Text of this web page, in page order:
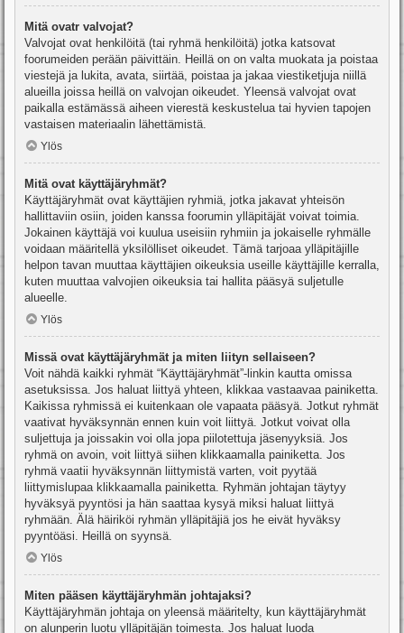
Mitä ovatr valvojat?
Valvojat ovat henkilöitä (tai ryhmä henkilöitä) jotka katsovat
foorumeiden perään päivittäin. Heillä on on valta muokata ja poistaa
viestejä ja lukita, avata, siirtää, poistaa ja jakaa viestiketjuja niillä
alueilla joissa heillä on valvojan oikeudet. Yleensä valvojat ovat
paikalla estämässä aiheen vierestä keskustelua tai hyvien tapojen
vastaisen materiaalin lähettämistä.
Ylös
Mitä ovat käyttäjäryhmät?
Käyttäjäryhmät ovat käyttäjien ryhmiä, jotka jakavat yhteisön
hallittaviin osiin, joiden kanssa foorumin ylläpitäjät voivat toimia.
Jokainen käyttäjä voi kuulua useisiin ryhmiin ja jokaiselle ryhmälle
voidaan määritellä yksilölliset oikeudet. Tämä tarjoaa ylläpitäjille
helpon tavan muuttaa käyttäjien oikeuksia useille käyttäjille kerralla,
kuten muuttaa valvojien oikeuksia tai hallita pääsyä suljetulle
alueelle.
Ylös
Missä ovat käyttäjäryhmät ja miten liityn sellaiseen?
Voit nähdä kaikki ryhmät “Käyttäjäryhmät”-linkin kautta omissa
asetuksissa. Jos haluat liittyä yhteen, klikkaa vastaavaa painiketta.
Kaikissa ryhmissä ei kuitenkaan ole vapaata pääsyä. Jotkut ryhmät
vaativat hyväksynnän ennen kuin voit liittyä. Jotkut voivat olla
suljettuja ja joissakin voi olla jopa piilotettuja jäsenyyksiä. Jos
ryhmä on avoin, voit liittyä siihen klikkaamalla painiketta. Jos
ryhmä vaatii hyväksynnän liittymistä varten, voit pyytää
liittymislupaa klikkaamalla painiketta. Ryhmän johtajan täytyy
hyväksyä pyyntösi ja hän saattaa kysyä miksi haluat liittyä
ryhmään. Älä häiriköi ryhmän ylläpitäjiä jos he eivät hyväksy
pyyntöäsi. Heillä on syynsä.
Ylös
Miten pääsen käyttäjäryhmän johtajaksi?
Käyttäjäryhmän johtaja on yleensä määritelty, kun käyttäjäryhmät
on alunperin luotu ylläpitäjän toimesta. Jos haluat luoda